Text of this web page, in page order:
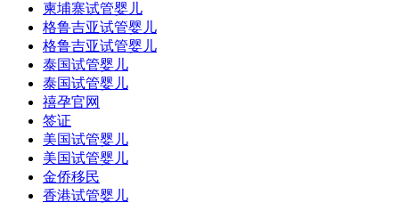
柬埔寨试管婴儿
格鲁吉亚试管婴儿
格鲁吉亚试管婴儿
泰国试管婴儿
泰国试管婴儿
禧孕官网
签证
美国试管婴儿
美国试管婴儿
金侨移民
香港试管婴儿